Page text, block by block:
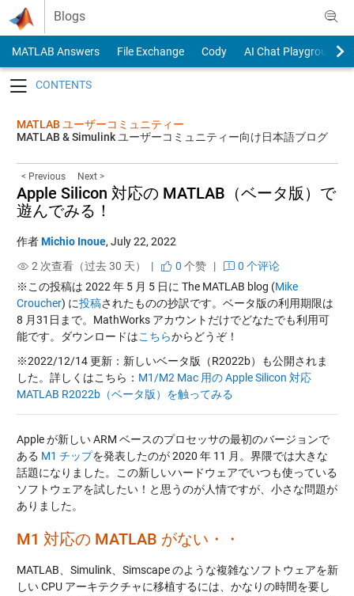
Skip to content
Blogs
MATLAB Answers File Exchange Cody
AI Chat Playground
MATLAB ユーザーコミュニティー
MATLAB & Simulink ユーザーコミュニティー向け日本語ブログ
< Previous Next >
Apple Silicon 対応の MATLAB（ベータ版）で
遊んでみる！
作者Michio Inoue, July 22, 2022
2 次查看（过去 30 天） |
0 个赞|
0 个评论
※この投稿は 2022 年 5 月 5 日に The MATLAB blog (Mike
Croucher) に投稿されたものの抄訳です。ベータ版の利用期限は
8 月31日まで。MathWorks アカウントだけでどなたでも利用可
能です。ダウンロードはこちらからどうぞ！
※2022/12/14 更新：新しいベータ版（R2022b）も公開されま
した。詳しくはこちら： M1/M2 Mac 用の Apple Silicon 対応
MATLAB R2022b（ベータ版）を触ってみる
Apple が新しい ARM ベースのプロセッサの最初のバージョンで
ある M1 チップを発表したのが 2020 年 11 月。界隈では大きな
話題になりました。この新しいハードウェアでいつも使っている
ソフトウェアを試したい！と思うのが人情ですが、小さな問題が
ありました。
M1 対応の MATLAB がない・・
MATLAB、Simulink、Simscape のような複雑なソフトウェアを新
しい CPU アーキテクチャに移植するには、かなりの時間を要し